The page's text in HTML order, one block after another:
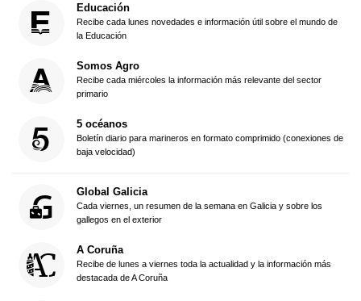
Educación
Recibe cada lunes novedades e información útil sobre el mundo de
la Educación
Somos Agro
Recibe cada miércoles la información más relevante del sector
primario
5 océanos
Boletín diario para marineros en formato comprimido (conexiones de
baja velocidad)
Global Galicia
Cada viernes, un resumen de la semana en Galicia y sobre los
gallegos en el exterior
A Coruña
Recibe de lunes a viernes toda la actualidad y la información más
destacada de A Coruña